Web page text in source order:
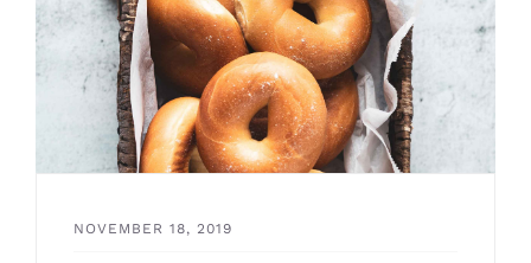
NOVEMBER 18, 2019